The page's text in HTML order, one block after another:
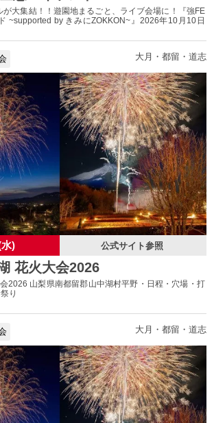
大集結！！遊園地まるごと、ライブ会場に！『強FE
~supported by きみにZOKKON~』2026年10月10日
大月・都留・道志
) 公式サイト参照
花火大会2026
2026 山梨県南都留郡山中湖村平野・日程・穴場・打
り
大月・都留・道志